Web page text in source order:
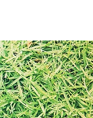
仕事